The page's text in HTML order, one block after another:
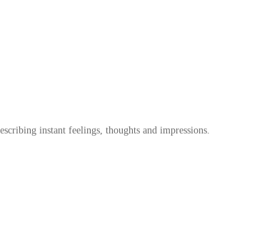
instant feelings, thoughts and impressions.